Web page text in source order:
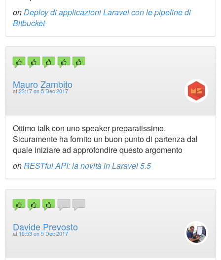
onDeploy di applicazioni Laravel con le pipeline di
Bitbucket
Mauro Zambito
at 23:17 on 5 Dec 2017
Ottimo talk con uno speaker preparatissimo.
Sicuramente ha fornito un buon punto di partenza dal
quale iniziare ad approfondire questo argomento
on RESTful API: la novità in Laravel 5.5
Davide Prevosto
at 19:53 on 5 Dec 2017